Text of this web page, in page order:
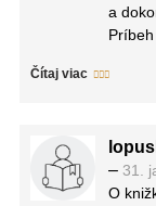
a
Čítaj viac
– 31.
O